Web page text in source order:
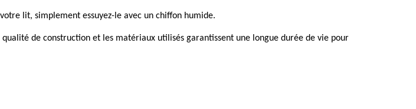
lit, simplement essuyez-le avec un chiffon humide.
de construction et les matériaux utilisés garantissent une longue durée de vie pour